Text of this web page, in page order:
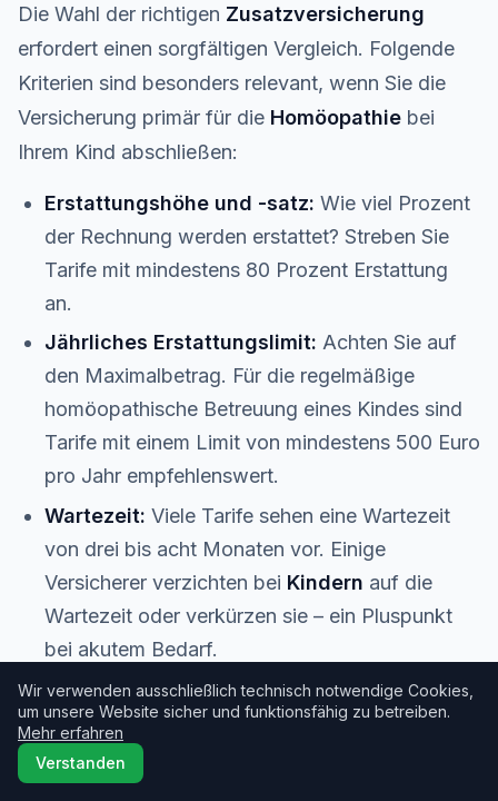
Wir verwenden ausschließlich technisch notwendige Cookies,
um unsere Website sicher und funktionsfähig zu betreiben.
Mehr erfahren
Verstanden
Die Wahl der richtigen Zusatzversicherung
erfordert einen sorgfältigen Vergleich. Folgende
Kriterien sind besonders relevant, wenn Sie die
Versicherung primär für die Homöopathie bei
Ihrem Kind abschließen:
Erstattungshöhe und -satz: Wie viel Prozent
der Rechnung werden erstattet? Streben Sie
Tarife mit mindestens 80 Prozent Erstattung
an.
Jährliches Erstattungslimit: Achten Sie auf
den Maximalbetrag. Für die regelmäßige
homöopathische Betreuung eines Kindes sind
Tarife mit einem Limit von mindestens 500 Euro
pro Jahr empfehlenswert.
Wartezeit: Viele Tarife sehen eine Wartezeit
von drei bis acht Monaten vor. Einige
Versicherer verzichten bei Kindern auf die
Wartezeit oder verkürzen sie – ein Pluspunkt
bei akutem Bedarf.
Familientarife:Prüfen Sie, ob der Versicherer
günstige Familientarife oder Kindertarife
anbietet. Manche Anbieter versichern
besonders preiswert, wenn mindestens ein